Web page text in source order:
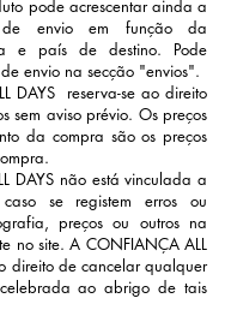
pode acrescentar ainda a
de envio em função da
e país de destino. Pode
envio na secção "envios".
DAYS reserva-se ao direito
sem aviso prévio. Os preços
da compra são os preços
DAYS não está vinculada a
se registem erros ou
preços ou outros na
no site. A CONFIANÇA ALL
direito de cancelar qualquer
ao abrigo de tais